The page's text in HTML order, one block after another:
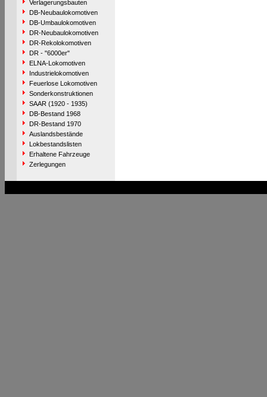
Verlagerungsbauten
DB-Neubaulokomotiven
DB-Umbaulokomotiven
DR-Neubaulokomotiven
DR-Rekolokomotiven
DR - "6000er"
ELNA-Lokomotiven
Industrielokomotiven
Feuerlose Lokomotiven
Sonderkonstruktionen
SAAR (1920 - 1935)
DB-Bestand 1968
DR-Bestand 1970
Auslandsbestände
Lokbestandslisten
Erhaltene Fahrzeuge
Zerlegungen